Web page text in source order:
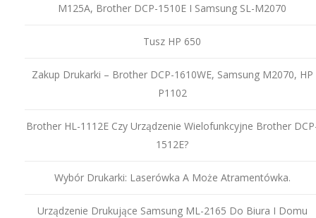
M125A, Brother DCP-1510E I Samsung SL-M2070
Tusz HP 650
Zakup Drukarki – Brother DCP-1610WE, Samsung M2070, HP
P1102
Brother HL-1112E Czy Urządzenie Wielofunkcyjne Brother
1512E?
Wybór Drukarki: Laserówka A Może Atramentówka.
Urządzenie Drukujące Samsung ML-2165 Do Biura I Domu